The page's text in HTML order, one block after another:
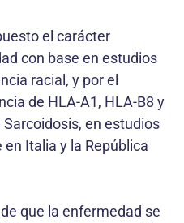
el carácter
con base en estudios
racial, y por el
de HLA-A1, HLA-B8 y
en estudios
Italia y la República
que la enfermedad se